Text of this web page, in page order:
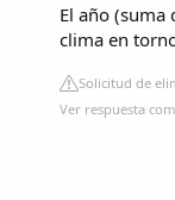
El año (suma
clima en
Solicitud de
Ver respuesta